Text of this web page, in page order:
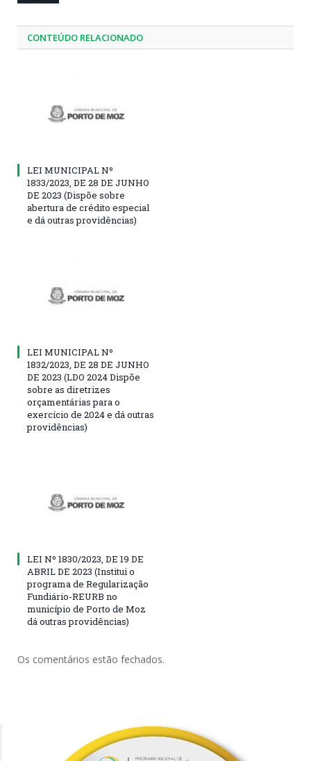
CONTEÚDO RELACIONADO
LEI MUNICIPAL Nº
1833/2023, DE 28 DE JUNHO
DE 2023 (Dispõe sobre
abertura de crédito especial
e dá outras providências)
LEI MUNICIPAL Nº
1832/2023, DE 28 DE JUNHO
DE 2023 (LDO 2024 Dispõe
sobre as diretrizes
orçamentárias para o
exercício de 2024 e dá outras
providências)
LEI Nº 1830/2023, DE 19 DE
ABRIL DE 2023 (Institui o
programa de Regularização
Fundiário-REURB no
município de Porto de Moz
dá outras providências)
Os comentários estão fechados.